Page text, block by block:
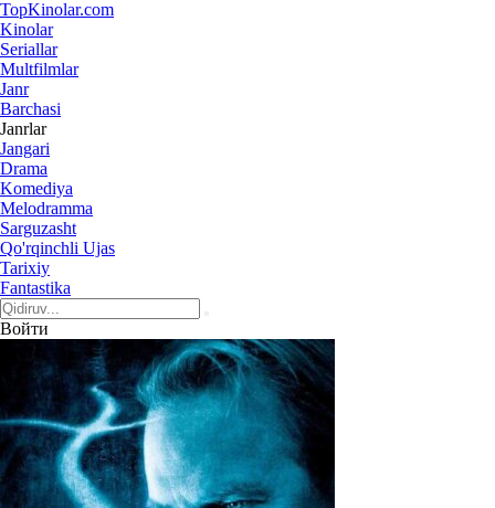
TopKinolar.com
Kinolar
Seriallar
Multfilmlar
Janr
Barchasi
Janrlar
Jangari
Drama
Komediya
Melodramma
Sarguzasht
Qo'rqinchli Ujas
Tarixiy
Fantastika
Войти